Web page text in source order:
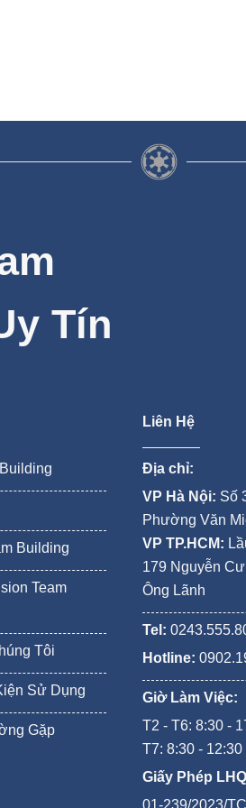
Tín
Building
Team
Tôi
Sử Dụng
Gặp
Liên Hệ
Địa chỉ:
VP Hà Nội: Số
Phường Văn
VP TP.HCM:
179 Nguyễn
Ông Lãnh
Tel:
Hotline:
Giờ Làm Việc:
T2 - T6: 8:30 -
T7: 8:30 - 12:30
Giấy Phép
01-239/2023/